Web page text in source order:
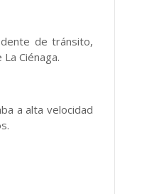
de tránsito,
Ciénaga.
a alta velocidad